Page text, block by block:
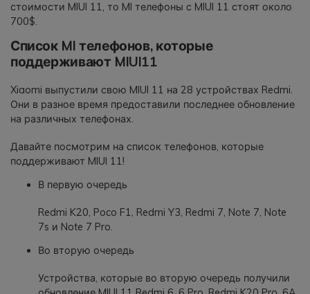
стоимости MIUI 11, то MI телефоны с MIUI 11 стоят около
700$.
Список MI телефонов, которые
поддерживают MIUI11
Xiaomi выпустили свою MIUI 11 на 28 устройствах Redmi.
Они в разное время предоставили последнее обновление
на различных телефонах.
Давайте посмотрим на список телефонов, которые
поддерживают MIUI 11!
В первую очередь
Redmi K20, Poco F1, Redmi Y3, Redmi 7, Note 7, Note
7s и Note 7 Pro.
Во вторую очередь
Устройства, которые во вторую очередь получили